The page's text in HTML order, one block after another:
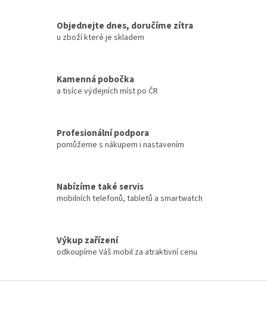
Objednejte dnes, doručíme zítra
u zboží které je skladem
Kamenná pobočka
a tisíce výdejních míst po ČR
Profesionální podpora
pomůžeme s nákupem i nastavením
Nabízíme také servis
mobilních telefonů, tabletů a smartwatch
Výkup zařízení
odkoupíme Váš mobil za atraktivní cenu